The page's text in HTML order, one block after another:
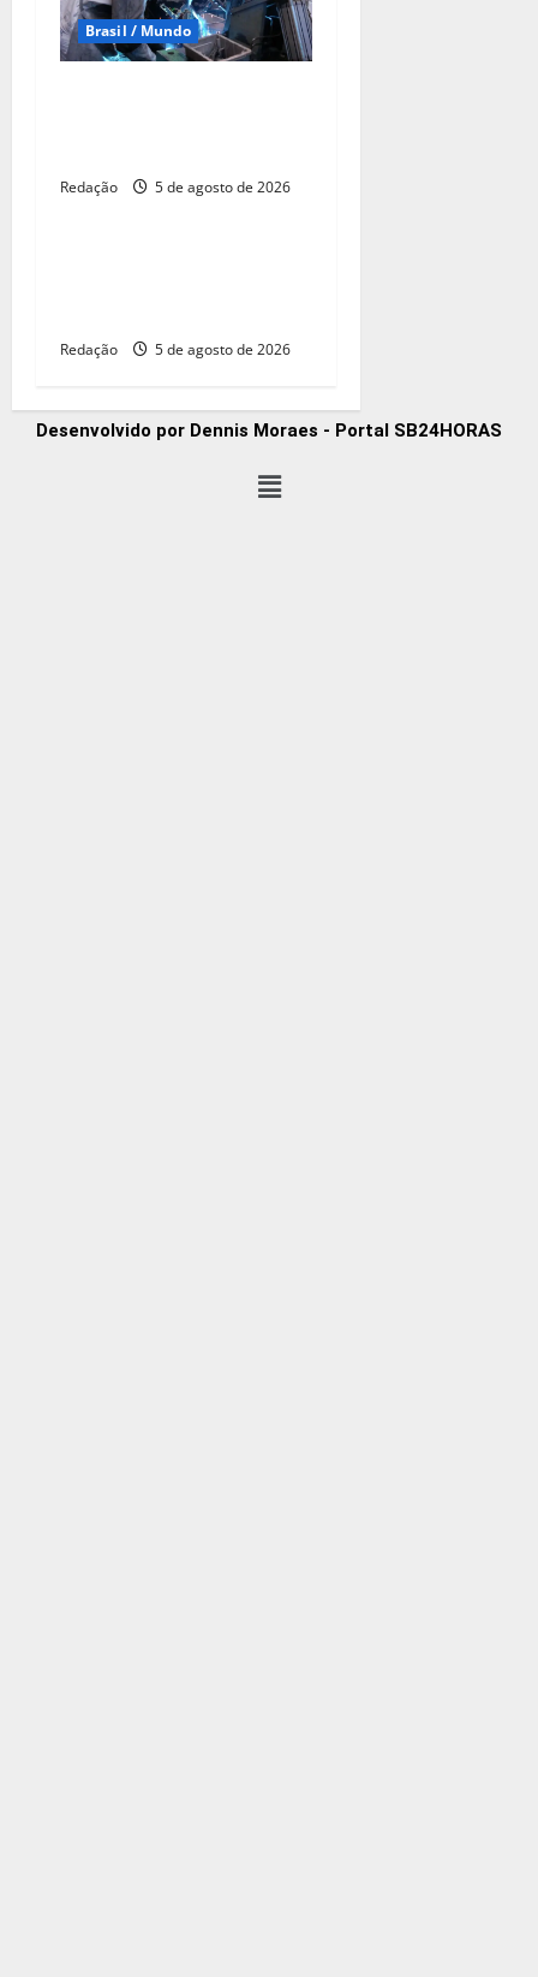
Brasil / Mundo
Redação 5 de agosto de 2026
Brasil / Mundo
Redação 5 de agosto de 2026
Desenvolvido por Dennis Moraes - Portal SB24HORAS